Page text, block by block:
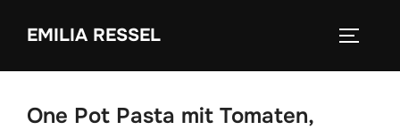
InhaltEMILIA RESSEL
One Pot Pasta mit Tomaten,